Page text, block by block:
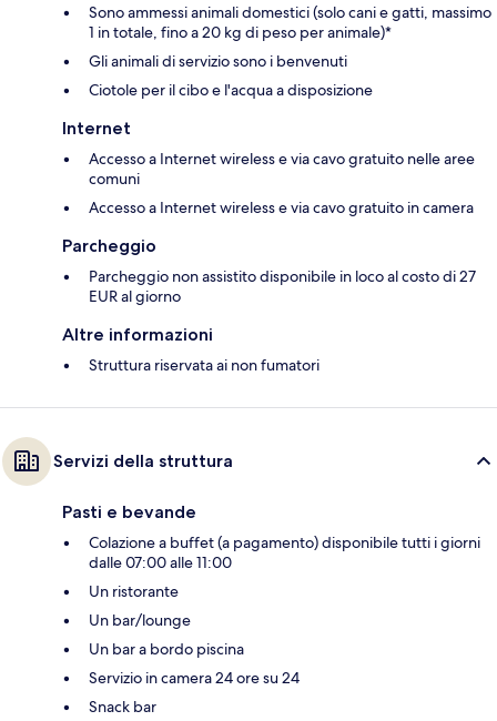
Sono ammessi animali domestici (solo cani e gatti, massimo
1 in totale, fino a 20 kg di peso per animale)*
Gli animali di servizio sono i benvenuti
Ciotole per il cibo e l'acqua a disposizione
Internet
Accesso a Internet wireless e via cavo gratuito nelle aree
comuni
Accesso a Internet wireless e via cavo gratuito in camera
Parcheggio
Parcheggio non assistito disponibile in loco al costo di 27
EUR al giorno
Altre informazioni
Struttura riservata ai non fumatori
Servizi della struttura
Pasti e bevande
Colazione a buffet (a pagamento) disponibile tutti i giorni
dalle 07:00 alle 11:00
Un ristorante
Un bar/lounge
Un bar a bordo piscina
Servizio in camera 24 ore su 24
Snack bar